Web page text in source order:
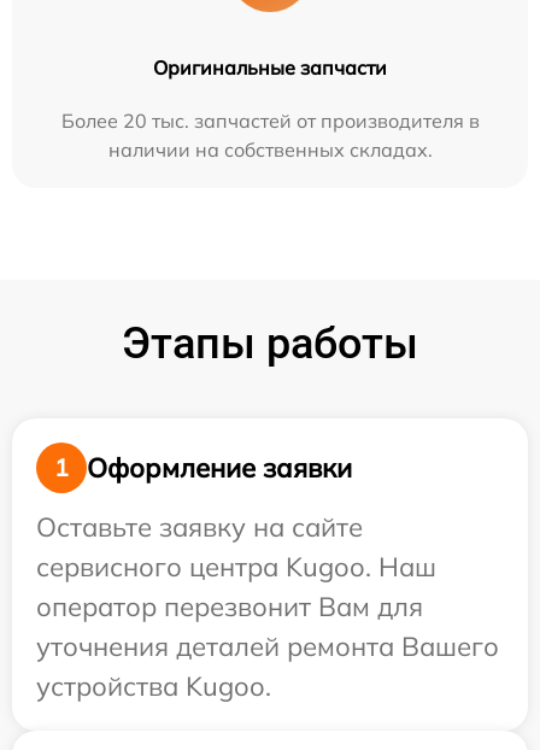
Оригинальные запчасти
Более 20 тыс. запчастей от производителя в
наличии на собственных складах.
Этапы работы
1
Оформление заявки
Оставьте заявку на сайте
сервисного центра Kugoo. Наш
оператор перезвонит Вам для
уточнения деталей ремонта Вашего
устройства Kugoo.